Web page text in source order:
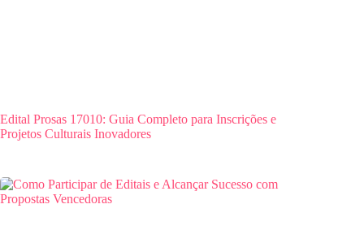
Edital Prosas 17010: Guia Completo para Inscrições e
Projetos Culturais Inovadores